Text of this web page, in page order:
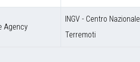
Agency
INGV - Centro Nazionale
Terremoti